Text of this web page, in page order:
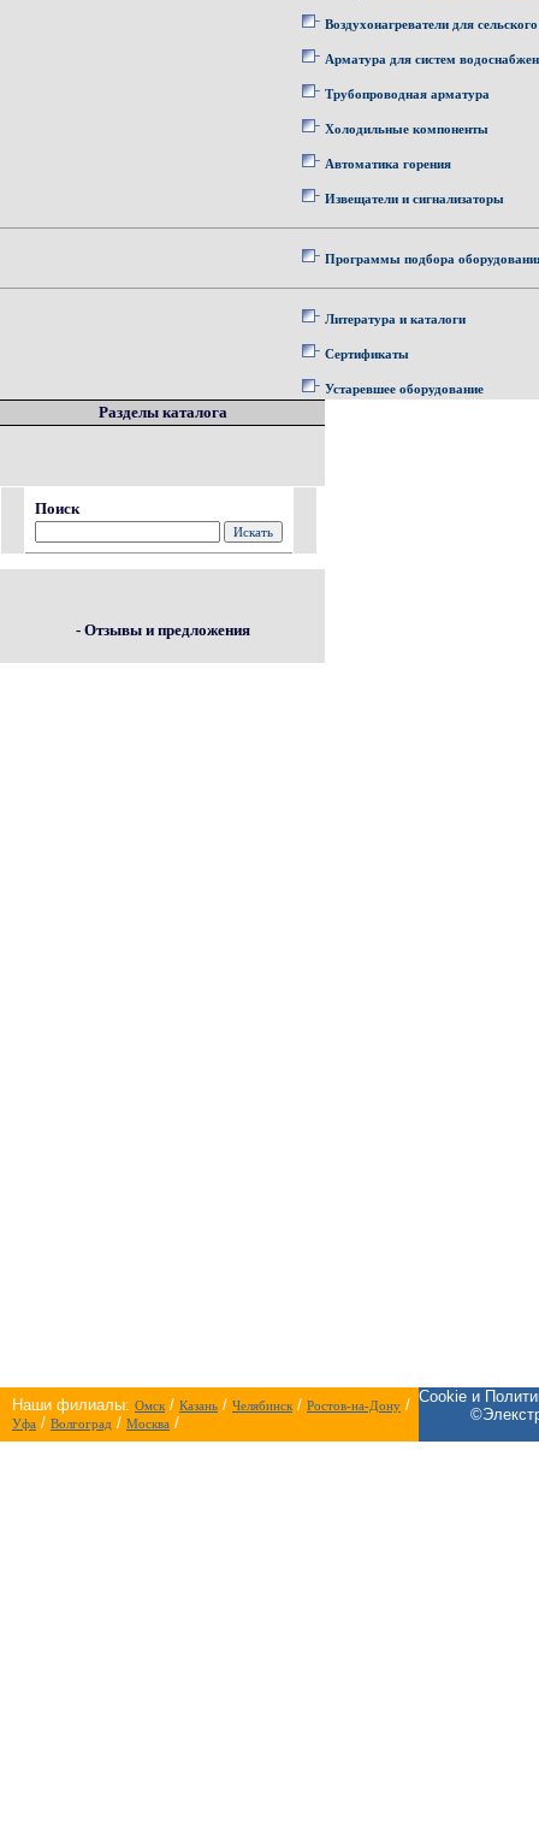
Воздухонагреватели для
Арматура для систем
Трубопроводная арматура
Холодильные компоненты
Автоматика горения
Извещатели и сигнализаторы
Программы подбора
Литература и каталоги
Сертификаты
Устаревшее оборудование
Разделы каталога
Поиск
- Отзывы и предложения
Наши филиалы: Омск/ Казань / Челябинск/ Ростов-на-Дону /
Уфа / Волгоград / Москва /
Cookie и